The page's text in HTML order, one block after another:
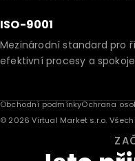
ISO-9001
Mezinárodní standard pro
efektivní procesy a
Obchodní podmínkyOchrana
© 2026 Virtual Market s.r.o.